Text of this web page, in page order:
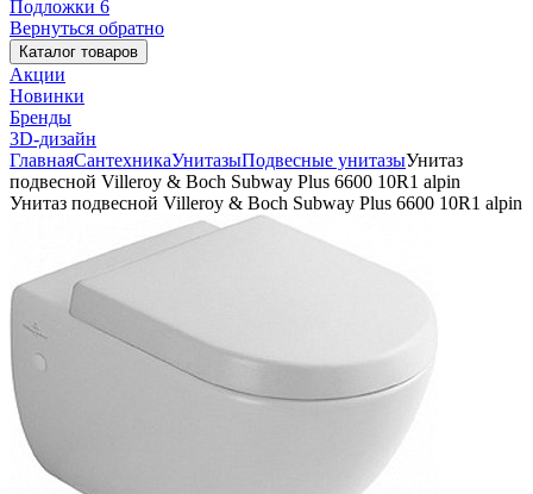
Подложки 6
Вернуться обратно
Каталог товаров
Акции
Новинки
Бренды
3D-дизайн
ГлавнаяСантехникаУнитазыПодвесные унитазыУнитаз
подвесной Villeroy & Boch Subway Plus 6600 10R1 alpin
Унитаз подвесной Villeroy & Boch Subway Plus 6600 10R1 alpin